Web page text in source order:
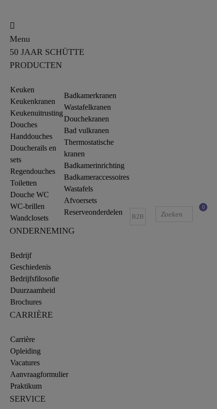
Menu
50 JAAR SCHÜTTE
PRODUCTEN
Keuken
Keukenkranen
Keukenuitrusting
Douches
Handdouches
Doucherails en
sets
Regendouches
Toiletten
Douche WC
WC-brillen
Wandclosets
Badkamerkranen
Wastafelkranen
Douchekranen
Bad vulkranen
Thermostatische
kranen
Badkamerinrichting
Badkameraccessoires
Wastafels
Afvoersets
Reserveonderdelen
ONDERNEMING
Bedrijf
Geschiedenis
Bedrijfsfilosofie
Duurzaamheid
Brochures
CARRIÈRE
Carrière
Opleiding
Vacatures
Aanvraagformulier
Praktikum
SERVICE
B2B
0